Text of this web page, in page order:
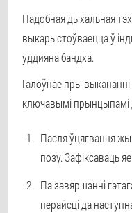
Падобная дыхальная
выкарыстоўваецца ў
уддияна бандха.
Галоўнае пры
ключавымі прынцыпамі
Пасля ўцягвання
позу. Зафіксаваць
Па завяршэнні
перайсці да